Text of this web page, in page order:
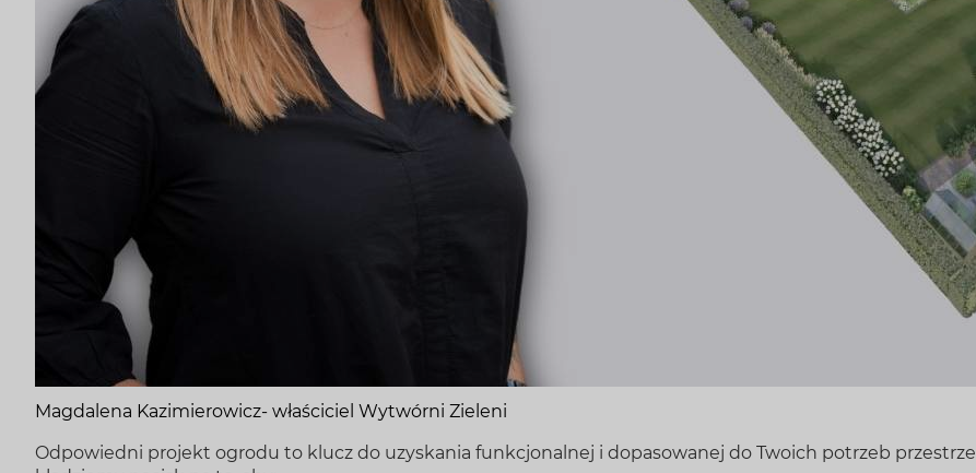
Magdalena Kazimierowicz- właściciel Wytwórni Zieleni
Odpowiedni projekt ogrodu to klucz do uzyskania funkcjonalnej i dopasowanej do Twoich potrzeb